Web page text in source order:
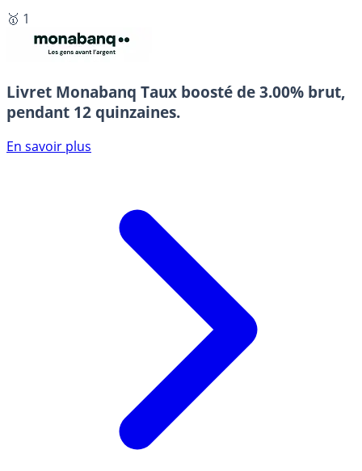
🥇 1
Livret Monabanq Taux boosté de 3.00% brut,
pendant 12 quinzaines.
En savoir plus